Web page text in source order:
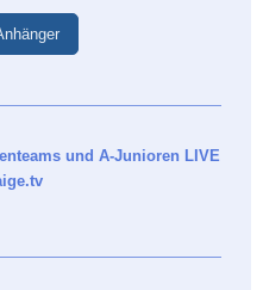
und A-Junioren LIVE